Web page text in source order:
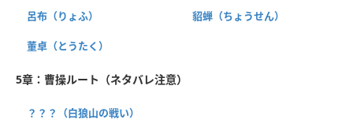
呂布（りょふ） 貂蝉（ちょうせん）
董卓（とうたく）
5章：曹操ルート（ネタバレ注意）
？？？（白狼山の戦い）